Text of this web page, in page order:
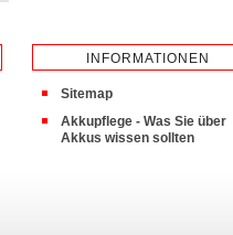
INFORMATIONEN
Sitemap
Akkupflege - Was Sie über
Akkus wissen sollten